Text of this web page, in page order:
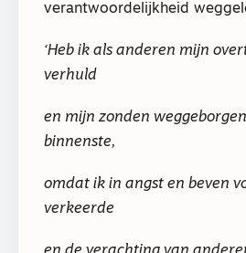
verantwoordelijkheid
‘Heb ik als anderen mijn
verhuld
en mijn zonden
binnenste,
omdat ik in angst en beven
verkeerde